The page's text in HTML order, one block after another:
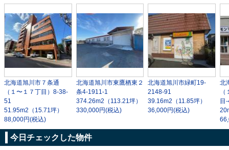
北海道旭川市７条通
（１〜１７丁目）8-38-
51
51.95m2 （15.71坪）
88,000円(税込)
北海道旭川市東鷹栖東２
条4-1911-1
374.26m2 （113.21坪）
330,000円(税込)
北海道旭川市緑町19-
2148-91
39.16m2 （11.85坪）
36,000円(税込)
北
目
今日チェックした物件